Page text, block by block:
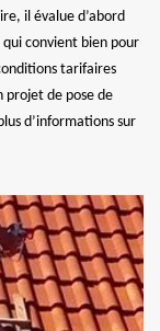
il évalue d’abord
convient bien pour
tarifaires
projet de pose de
d’informations sur